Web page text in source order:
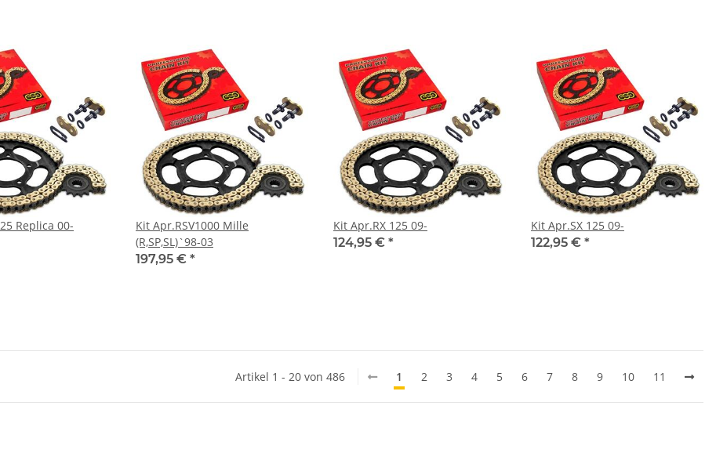
Replica 00-
Kit Apr.RSV1000 Mille
(R,SP,SL)`98-03
197,95 € *
Kit Apr.RX 125 09-
124,95 € *
Kit Apr.SX 125 09-
122,95 € *
Artikel 1 - 20 von 486 1 2 3 4 5 6 7 8 9 10 11